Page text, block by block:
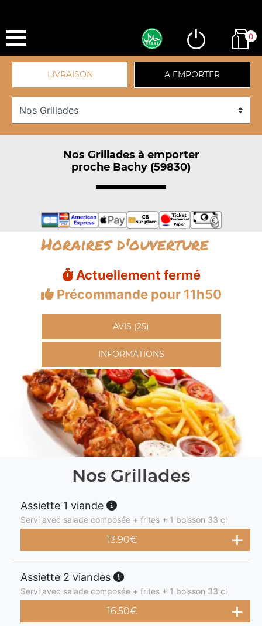
0
LIVRAISON A EMPORTER
Nos Grillades à emporter
proche Bachy (59830)
Horaires d'ouverture
Actuellement fermé
Précommande pour 11h50
AVIS (25)
INFORMATIONS
Nos Grillades
Assiette 1 viande
Servi avec salade composée + frites + 1 boisson 33 cl
13.90€
Assiette 2 viandes
Servi avec salade composée + frites + 1 boisson 33 cl
16.50€